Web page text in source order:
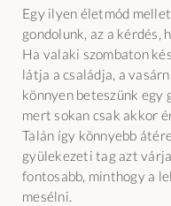
Egy ilyen életmód
gondolunk, az a kérdés,
Ha valaki szombaton
látja a családja, a
könnyen beteszünk
mert sokan csak akkor
Talán így könnyebb
gyülekezeti tag azt
fontosabb, minthogy a
mesélni.